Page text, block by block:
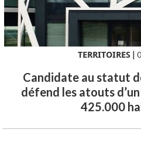
TERRITOIRES |
Candidate au statut
défend les atouts
425.000